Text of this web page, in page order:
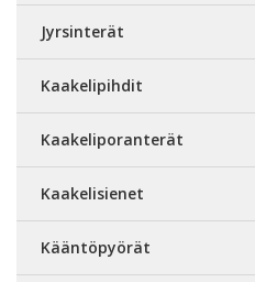
Jyrsinterät
Kaakelipihdit
Kaakeliporanterät
Kaakelisienet
Kääntöpyörät